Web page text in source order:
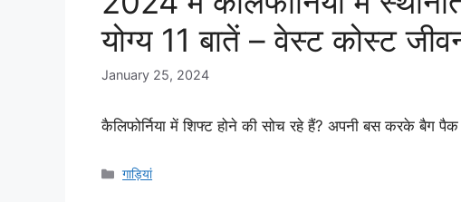
योग्य 11 बातें – वेस्ट कोस्ट
January 25, 2024
कैलिफोर्निया में शिफ्ट होने की सोच रहे हैं? अपनी बस करके
Categories
गाड़ियां